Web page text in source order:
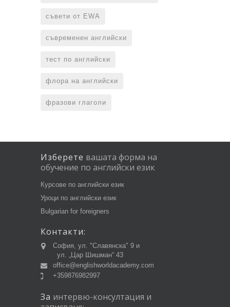
съвети от EWA
съвременен английски
тест по английски
флора на английски
фразови глаголи
Изберете вашата форма на
обучение по английски език
Курсове по английски език
Уроци по английски език
Bulgarian for foreigners
Контакти:
София, ул. "Славянска" 9 и
ул. „Цар Шишман“ 43
office@englishworldacademy.com
+359876982997
За интервю-консултация и